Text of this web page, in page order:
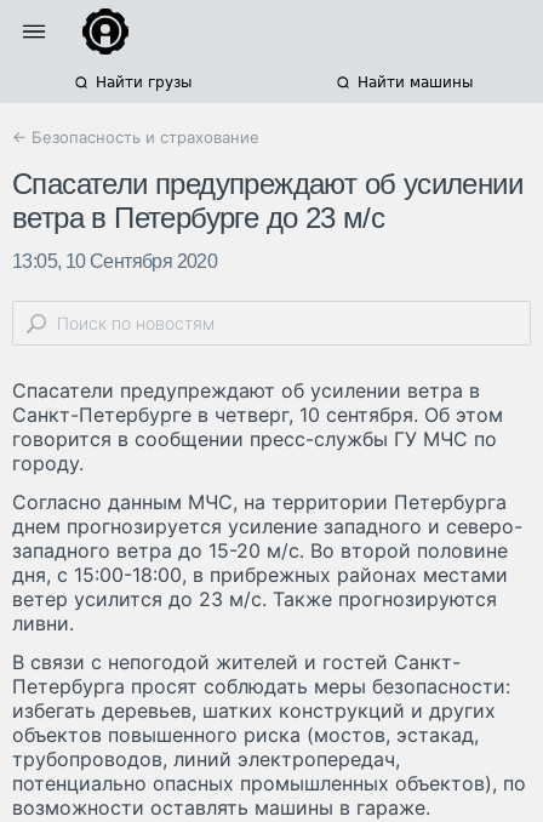
Найти грузы Найти машины
← Безопасность и страхование
Спасатели предупреждают об усилении
ветра в Петербурге до 23 м/с
13:05, 10 Сентября 2020
Спасатели предупреждают об усилении ветра в
Санкт-Петербурге в четверг, 10 сентября. Об этом
говорится в сообщении пресс-службы ГУ МЧС по
городу.
Согласно данным МЧС, на территории Петербурга
днем прогнозируется усиление западного и северо-
западного ветра до 15-20 м/с. Во второй половине
дня, с 15:00-18:00, в прибрежных районах местами
ветер усилится до 23 м/с. Также прогнозируются
ливни.
В связи с непогодой жителей и гостей Санкт-
Петербурга просят соблюдать меры безопасности:
избегать деревьев, шатких конструкций и других
объектов повышенного риска (мостов, эстакад,
трубопроводов, линий электропередач,
потенциально опасных промышленных объектов), по
возможности оставлять машины в гараже.